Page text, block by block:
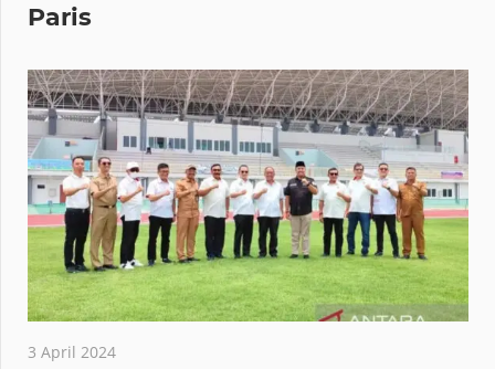
Peraih Medali Olimpiade 2024